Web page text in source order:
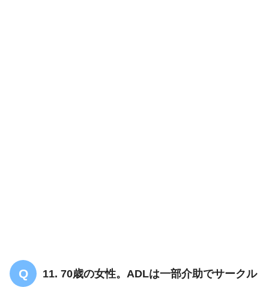
11. 70歳の女性。ADLは一部介助でサークル